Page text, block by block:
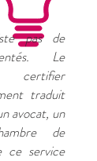
pas de
Le
traduit
avocat, un
de
ce service